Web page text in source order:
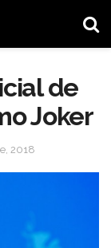
de
Joker
2018